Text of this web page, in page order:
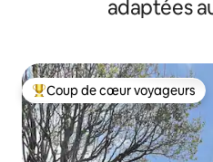
adaptées
Coups de cœur voyageurs les
Coup de cœur voyageurs